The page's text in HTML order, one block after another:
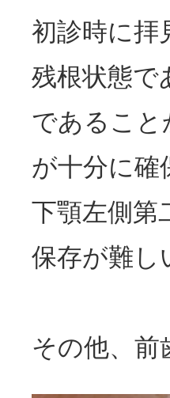
初診時に拝
残根状態で
であること
が十分に確
下顎左側第
保存が難し
その他、前